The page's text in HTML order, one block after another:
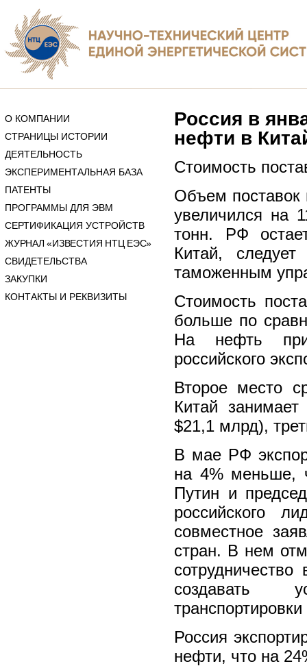
О КОМПАНИИ
СТРАНИЦЫ ИСТОРИИ
ДЕЯТЕЛЬНОСТЬ
ЭКСПЕРИМЕНТАЛЬНАЯ БАЗА
ПАТЕНТЫ
ПРОГРАММЫ ДЛЯ ЭВМ
СЕРТИФИКАЦИЯ УСТРОЙСТВ
ЖУРНАЛ «ИЗВЕСТИЯ НТЦ ЕЭС»
СВИДЕТЕЛЬСТВА
ЗАКУПКИ
КОНТАКТЫ И РЕКВИЗИТЫ
Россия в
нефти в
Стоимость
Объем поставок
увеличился на
тонн. РФ
Китай,
таможенным
Стоимость
больше по
На нефть
российского
Второе место
Китай
$21,1 млрд),
В мае РФ
на 4% меньше,
Путин и
российского
совместное
стран. В нем
создавать
Россия
нефти, что на